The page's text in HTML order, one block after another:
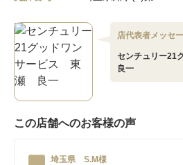
店代表者メッセ
センチュリー21
良一
この店舗へのお客様の声
埼玉県 S.M様